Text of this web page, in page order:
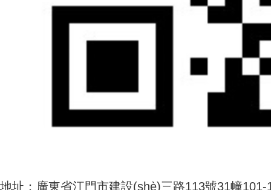
地址：廣東省江門市建設(shè)三路113號31幢101-